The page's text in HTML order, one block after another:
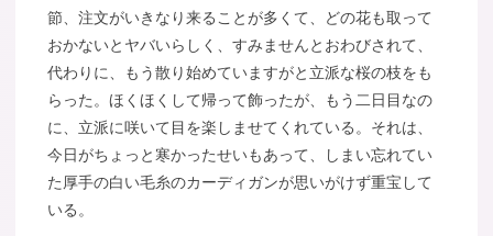
節、注文がいきなり来ることが多くて、どの花も取って
おかないとヤバいらしく、すみませんとおわびされて、
代わりに、もう散り始めていますがと立派な桜の枝をも
らった。ほくほくして帰って飾ったが、もう二日目なの
に、立派に咲いて目を楽しませてくれている。それは、
今日がちょっと寒かったせいもあって、しまい忘れてい
た厚手の白い毛糸のカーディガンが思いがけず重宝して
いる。